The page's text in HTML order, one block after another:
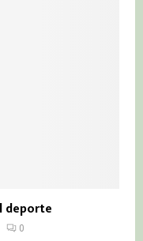
deporte
0